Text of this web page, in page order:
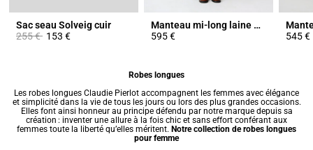
Sac seau Solveig cuir
Prix réduit à partir de
255 €à153 €
Manteau mi-long laine mélangée
595 €
545 €
Robes longues
Les robes longues Claudie Pierlot accompagnent les femmes avec élégance
et simplicité dans la vie de tous les jours ou lors des plus grandes occasions.
Elles font ainsi honneur au principe défendu par notre marque depuis sa
création : inventer une allure à la fois chic et sans effort conférant aux
femmes toute la liberté qu’elles méritent. Notre collection de robes longues
pour femme